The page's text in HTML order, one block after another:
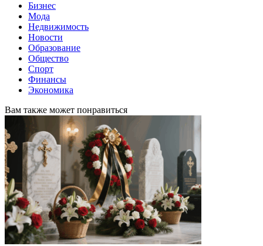
Бизнес
Мода
Недвижимость
Новости
Образование
Общество
Спорт
Финансы
Экономика
Вам также может понравиться